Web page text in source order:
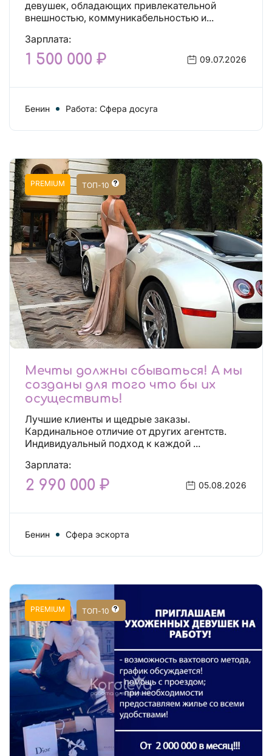
девушек, обладающих привлекательной
внешностью, коммуникабельностью и...
Зарплата:
1 500 000 ₽ 09.07.2026
Бенин Работа: Сфера досуга
PREMIUM ТОП-10
Мечты должны сбываться! А мы
созданы для того что бы их
осуществить!
Лучшие клиенты и щедрые заказы.
Кардинальное отличие от других агентств.
Индивидуальный подход к каждой ...
Зарплата:
2 990 000 ₽ 05.08.2026
Бенин Сфера эскорта
PREMIUM ТОП-10